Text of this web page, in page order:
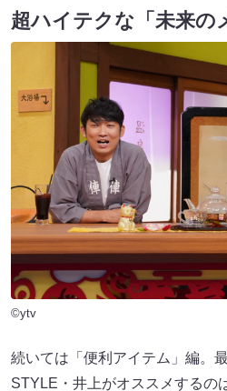
超ハイテクな「未来の
©ytv
続いては「便利アイテム」編。
STYLE・井上がオススメするの